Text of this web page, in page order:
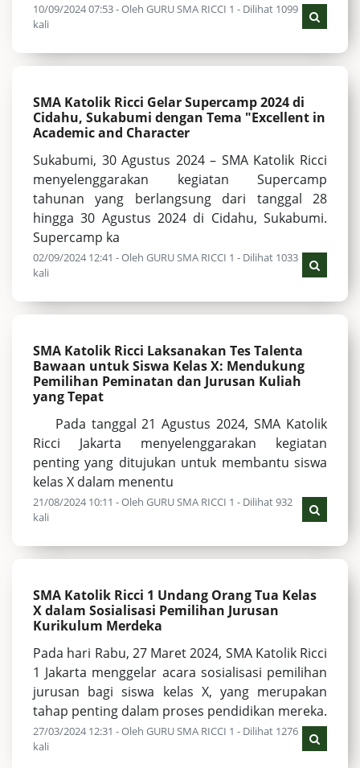
10/09/2024 07:53 - Oleh GURU SMA RICCI 1 - Dilihat 1099
kali
SMA Katolik Ricci Gelar Supercamp 2024 di
Cidahu, Sukabumi dengan Tema "Excellent in
Academic and Character
Sukabumi, 30 Agustus 2024 – SMA Katolik Ricci
menyelenggarakan kegiatan Supercamp
tahunan yang berlangsung dari tanggal 28
hingga 30 Agustus 2024 di Cidahu, Sukabumi.
Supercamp ka
02/09/2024 12:41 - Oleh GURU SMA RICCI 1 - Dilihat 1033
kali
SMA Katolik Ricci Laksanakan Tes Talenta
Bawaan untuk Siswa Kelas X: Mendukung
Pemilihan Peminatan dan Jurusan Kuliah
yang Tepat
Pada tanggal 21 Agustus 2024, SMA Katolik
Ricci Jakarta menyelenggarakan kegiatan
penting yang ditujukan untuk membantu siswa
kelas X dalam menentu
21/08/2024 10:11 - Oleh GURU SMA RICCI 1 - Dilihat 932
kali
SMA Katolik Ricci 1 Undang Orang Tua Kelas
X dalam Sosialisasi Pemilihan Jurusan
Kurikulum Merdeka
Pada hari Rabu, 27 Maret 2024, SMA Katolik Ricci
1 Jakarta menggelar acara sosialisasi pemilihan
jurusan bagi siswa kelas X, yang merupakan
tahap penting dalam proses pendidikan mereka.
27/03/2024 12:31 - Oleh GURU SMA RICCI 1 - Dilihat 1276
kali